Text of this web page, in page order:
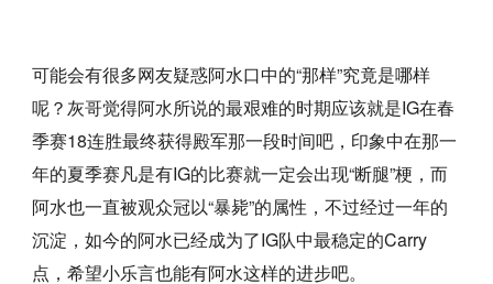
可能会有很多网友疑惑阿水口中的“那样”究竟是哪样
呢？灰哥觉得阿水所说的最艰难的时期应该就是IG在春
季赛18连胜最终获得殿军那一段时间吧，印象中在那一
年的夏季赛凡是有IG的比赛就一定会出现“断腿”梗，而
阿水也一直被观众冠以“暴毙”的属性，不过经过一年的
沉淀，如今的阿水已经成为了IG队中最稳定的Carry
点，希望小乐言也能有阿水这样的进步吧。